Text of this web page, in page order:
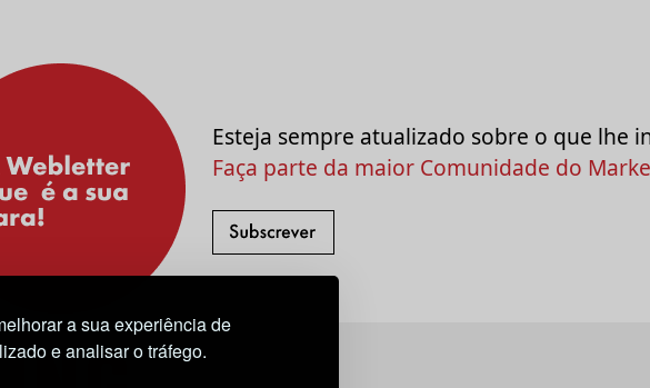
a sua experiência de
e analisar o tráfego.
Esteja sempre atualizado sobre o que lhe
Faça parte da maior Comunidade do